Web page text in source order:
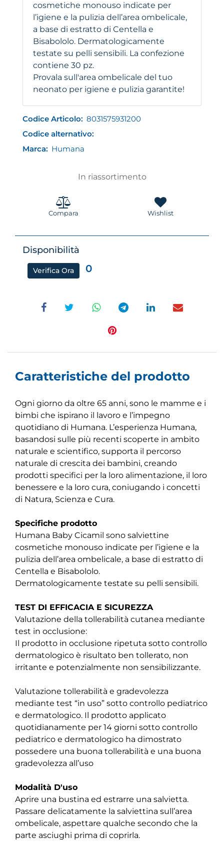
cosmetiche monouso indicate per
l’igiene e la pulizia dell’area ombelicale,
a base di estratto di Centella e
Bisabololo. Dermatologicamente
testate su pelli sensibili. La confezione
contiene 30 pz.
Provala sull'area ombelicale del tuo
neonato per igiene e pulizia garantite!
Codice Articolo: 8031575931200
Codice alternativo:
Marca: Humana
In riassortimento
Compara Wishlist
Disponibilità
Verifica Ora 0
Caratteristiche del prodotto
Ogni giorno da oltre 65 anni, sono le mamme e i
bimbi che ispirano il lavoro e l’impegno
quotidiano di Humana. L’esperienza Humana,
basandosi sulle più recenti scoperte in ambito
naturale e scientifico, supporta il percorso
naturale di crescita dei bambini, creando
prodotti specifici per la loro alimentazione, il loro
benessere e la loro cura, coniugando i concetti
di Natura, Scienza e Cura.
Specifiche prodotto
Humana Baby Cicamil sono salviettine
cosmetiche monouso indicate per l’igiene e la
pulizia dell’area ombelicale, a base di estratto di
Centella e Bisabololo.
Dermatologicamente testate su pelli sensibili.
TEST DI EFFICACIA E SICUREZZA
Valutazione della tollerabilità cutanea mediante
test in occlusione:
Il prodotto in occlusione ripetuta sotto controllo
dermatologico è risultato ben tollerato, non
irritante e potenzialmente non sensibilizzante.
Valutazione tollerabilità e gradevolezza
mediante test “in uso” sotto controllo pediatrico
e dermatologico. Il prodotto applicato
quotidianamente per 14 giorni sotto controllo
pediatrico e dermatologico ha dimostrato
possedere una buona tollerabilità e una buona
gradevolezza all’uso
Modalità D'uso
Aprire una bustina ed estrarre una salvietta.
Passare delicatamente la salviettina sull’area
ombelicale, aspettare qualche secondo che la
parte asciughi prima di coprirla.